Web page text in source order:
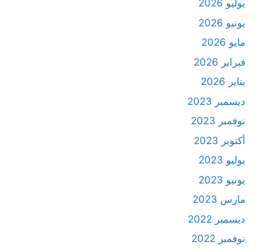
يوليو 2026
يونيو 2026
مايو 2026
فبراير 2026
يناير 2026
ديسمبر 2023
نوفمبر 2023
أكتوبر 2023
يوليو 2023
يونيو 2023
مارس 2023
ديسمبر 2022
نوفمبر 2022